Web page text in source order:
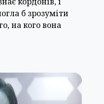
б зрозуміти
на кого вона